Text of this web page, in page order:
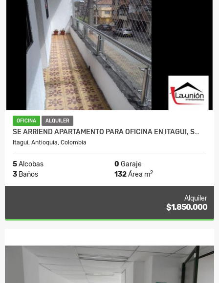
OFICINA ALQUILER
SE ARRIEND APARTAMENTO PARA OFICINA EN ITAGUI, S…
Itagui, Antioquia, Colombia
5Alcobas 0 Garaje
3 Baños 132Área m2
Alquiler
$1.850.000